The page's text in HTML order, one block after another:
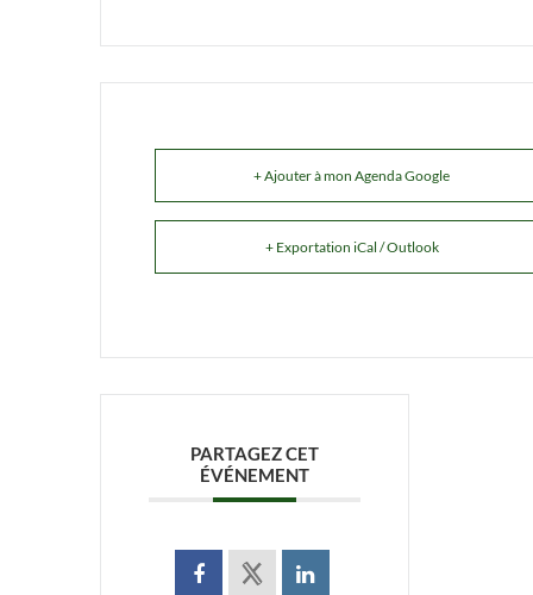
+ Ajouter à mon Agenda Google
+ Exportation iCal / Outlook
PARTAGEZ CET
ÉVÉNEMENT